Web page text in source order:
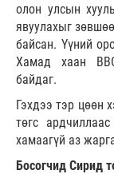
олон улсын
явуулахыг
байсан. Үүний
Хамад хаан ВВС
байдаг.
Гэхдээ тэр цөөн
төгс
хамаагүй аз
Босогчид Сирид